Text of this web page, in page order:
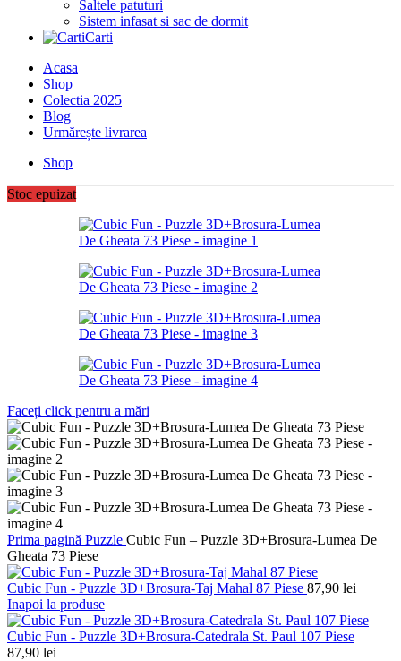
Saltele patuturi
Sistem infasat si sac de dormit
Carti
Acasa
Shop
Colectia 2025
Blog
Urmărește livrarea
Shop
Stoc epuizat
Faceți click pentru a mări
Prima pagină Puzzle Cubic Fun – Puzzle 3D+Brosura-Lumea De
Gheata 73 Piese
Cubic Fun - Puzzle 3D+Brosura-Taj Mahal 87 Piese 87,90 lei
Inapoi la produse
Cubic Fun - Puzzle 3D+Brosura-Catedrala St. Paul 107 Piese
87,90 lei